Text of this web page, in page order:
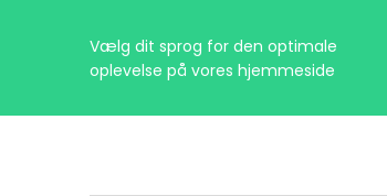
Vælg dit sprog for den optimale
oplevelse på vores hjemmeside